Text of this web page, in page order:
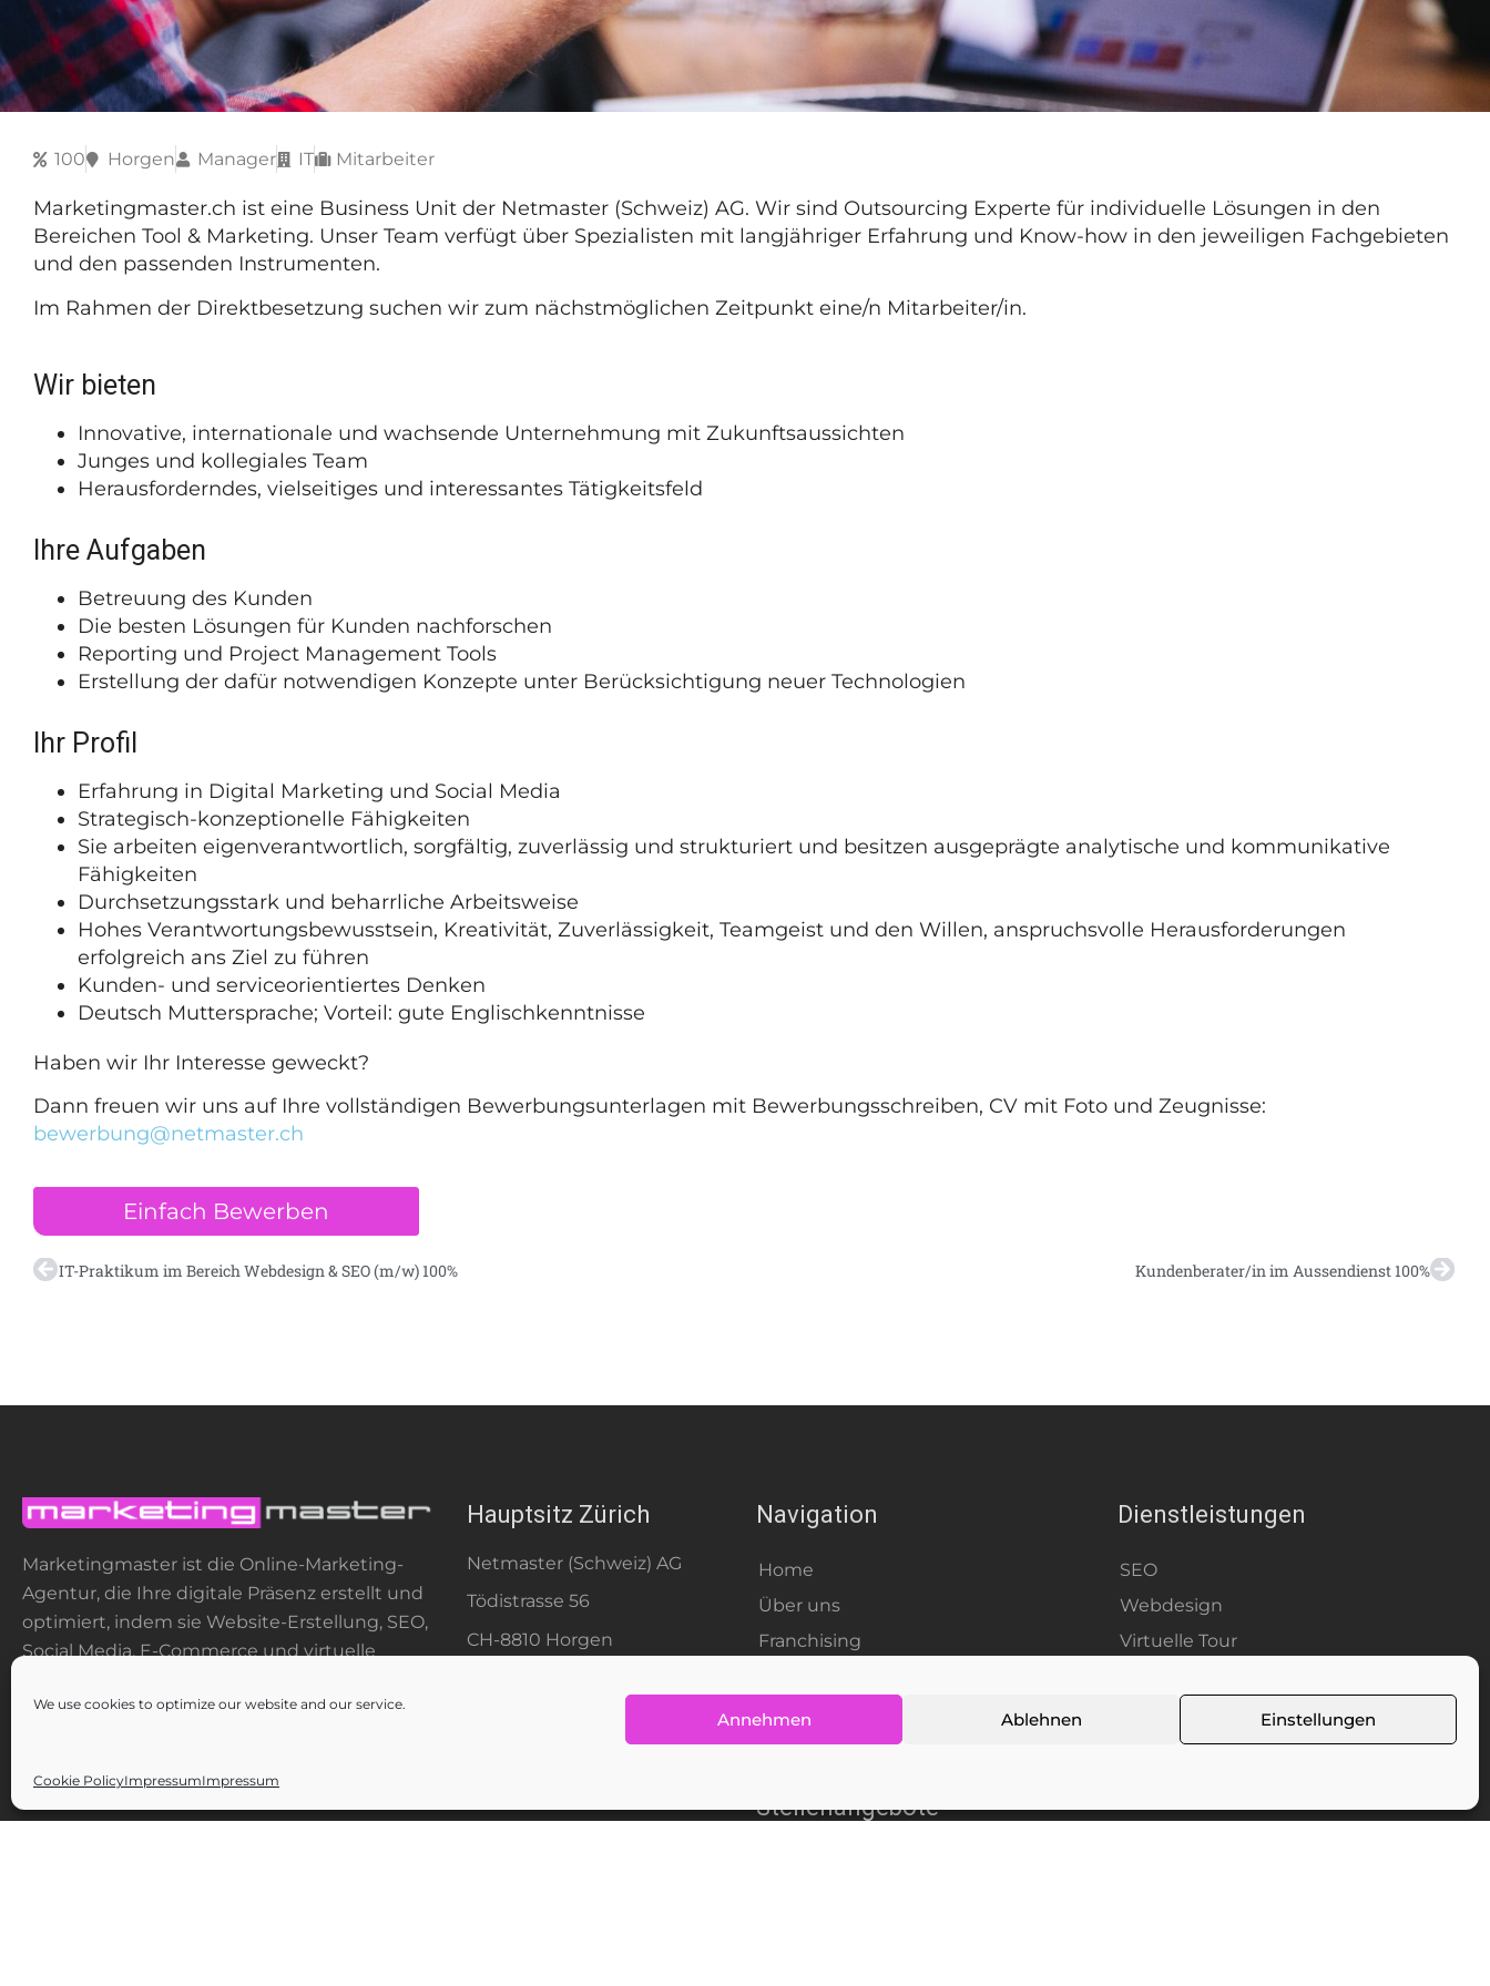
We use cookies to optimize our website and our service.
Annehmen Ablehnen Einstellungen
Cookie PolicyImpressumImpressum
100 Horgen Manager IT Mitarbeiter
Marketingmaster.ch ist eine Business Unit der Netmaster (Schweiz) AG. Wir sind Outsourcing Experte für individuelle Lösungen in den
Bereichen Tool & Marketing. Unser Team verfügt über Spezialisten mit langjähriger Erfahrung und Know-how in den jeweiligen Fachgebieten
und den passenden Instrumenten.
Im Rahmen der Direktbesetzung suchen wir zum nächstmöglichen Zeitpunkt eine/n Mitarbeiter/in.
Wir bieten
Innovative, internationale und wachsende Unternehmung mit Zukunftsaussichten
Junges und kollegiales Team
Herausforderndes, vielseitiges und interessantes Tätigkeitsfeld
Ihre Aufgaben
Betreuung des Kunden
Die besten Lösungen für Kunden nachforschen
Reporting und Project Management Tools
Erstellung der dafür notwendigen Konzepte unter Berücksichtigung neuer Technologien
Ihr Profil
Erfahrung in Digital Marketing und Social Media
Strategisch-konzeptionelle Fähigkeiten
Sie arbeiten eigenverantwortlich, sorgfältig, zuverlässig und strukturiert und besitzen ausgeprägte analytische und kommunikative
Fähigkeiten
Durchsetzungsstark und beharrliche Arbeitsweise
Hohes Verantwortungsbewusstsein, Kreativität, Zuverlässigkeit, Teamgeist und den Willen, anspruchsvolle Herausforderungen
erfolgreich ans Ziel zu führen
Kunden- und serviceorientiertes Denken
Deutsch Muttersprache; Vorteil: gute Englischkenntnisse
Haben wir Ihr Interesse geweckt?
Dann freuen wir uns auf Ihre vollständigen Bewerbungsunterlagen mit Bewerbungsschreiben, CV mit Foto und Zeugnisse:
bewerbung@netmaster.ch
Einfach Bewerben
IT-Praktikum im Bereich Webdesign & SEO (m/w) 100% Kundenberater/in im Aussendienst 100%
Marketingmaster ist die Online-Marketing-
Agentur, die Ihre digitale Präsenz erstellt und
optimiert, indem sie Website-Erstellung, SEO,
Social Media, E-Commerce und virtuelle
Hauptsitz Zürich
Netmaster (Schweiz) AG
Tödistrasse 56
CH-8810 Horgen
Navigation
Home
Über uns
Franchising
Portfolio
Kontakt
Stellenangebote
Dienstleistungen
SEO
Webdesign
Virtuelle Tour